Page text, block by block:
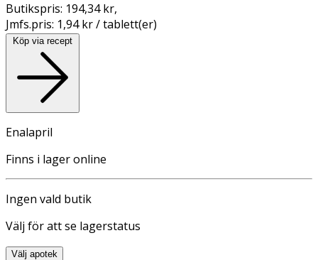
Butikspris: 194,34 kr,
Jmfs.pris: 1,94 kr / tablett(er)
Köp via recept
Enalapril
Finns i lager online
Ingen vald butik
Välj för att se lagerstatus
Välj apotek